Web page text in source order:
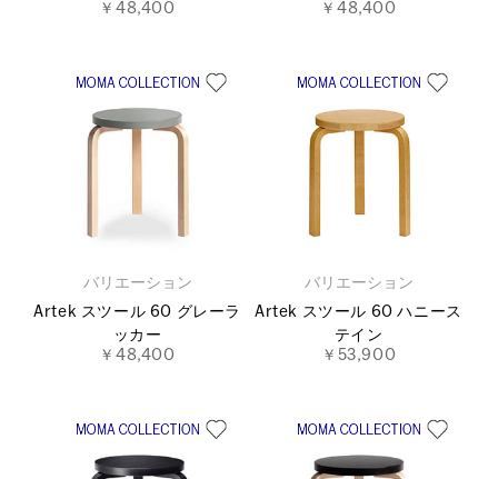
￥48,400
￥48,400
バリエーション
Artek スツール 60 グレーラ
ッカー
￥48,400
バリエーション
Artek スツール 60 ハニース
テイン
￥53,900